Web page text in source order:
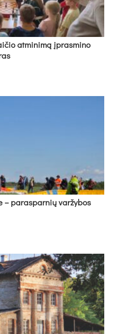
at­mi­ni­mą įpras­mi­no
– pa­ras­par­nių var­žy­bos